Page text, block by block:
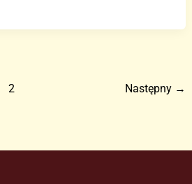
2 Następny →